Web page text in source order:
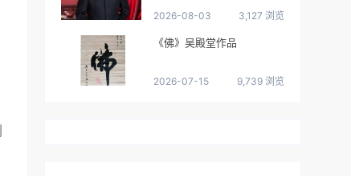
2026-08-03 3,127 浏览
《佛》吴殿堂作品
2026-07-15 9,739 浏览